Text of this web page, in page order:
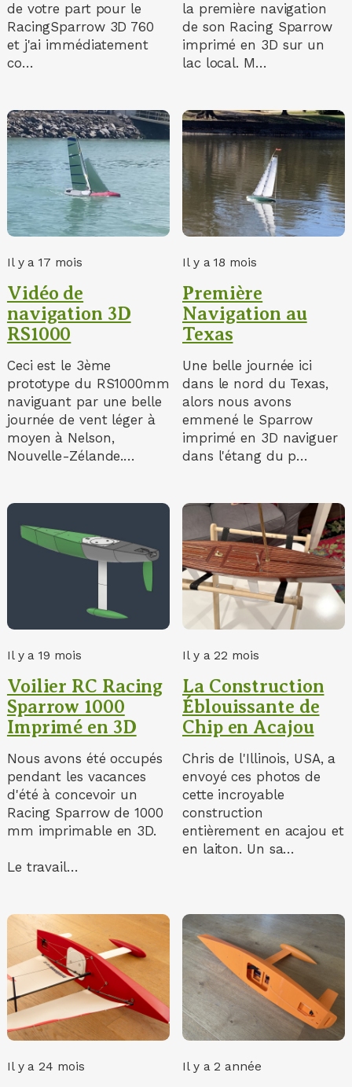
de votre part pour le
RacingSparrow 3D 760
et j'ai immédiatement
co…
la première navigation
de son Racing Sparrow
imprimé en 3D sur un
lac local. M…
Il y a 17 mois
Vidéo de
navigation 3D
RS1000
Ceci est le 3ème
prototype du RS1000mm
naviguant par une belle
journée de vent léger à
moyen à Nelson,
Nouvelle-Zélande.…
Il y a 18 mois
Première
Navigation au
Texas
Une belle journée ici
dans le nord du Texas,
alors nous avons
emmené le Sparrow
imprimé en 3D naviguer
dans l'étang du p…
Il y a 19 mois
Voilier RC Racing
Sparrow 1000
Imprimé en 3D
Nous avons été occupés
pendant les vacances
d'été à concevoir un
Racing Sparrow de 1000
mm imprimable en 3D.
Le travail…
Il y a 22 mois
La Construction
Éblouissante de
Chip en Acajou
Chris de l'Illinois, USA, a
envoyé ces photos de
cette incroyable
construction
entièrement en acajou et
en laiton. Un sa…
Il y a 24 mois Il y a 2 année